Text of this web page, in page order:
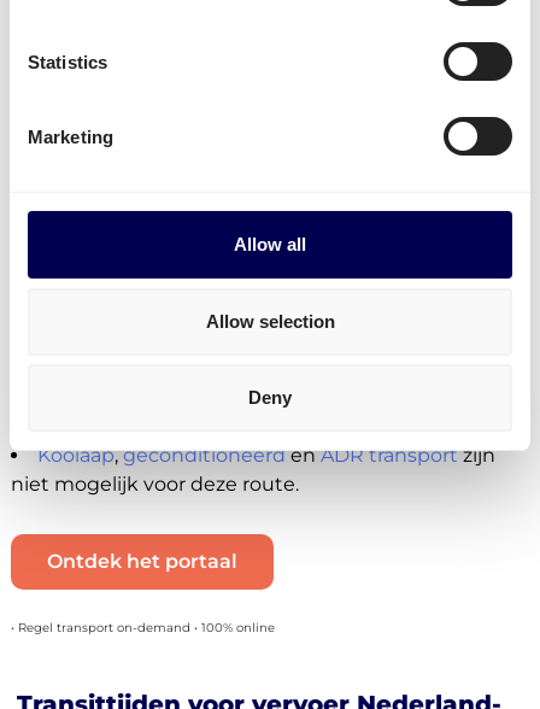
Statistics
Marketing
Allow all
Allow selection
Deny
Je kan gebruik maken van
enFTL.
versturen.
en
Je kan gebruik maken vantransport naar Amazon
,transport naar Zalando
naar andere distributiecentra en fulfilment centers in
Je kan geen B2C zendingen plaatsen voor
Kooiaap,geconditioneerdenADR transportzijn
niet mogelijk voor deze route.
Ontdek het portaal
• Regel transport on-demand • 100% online